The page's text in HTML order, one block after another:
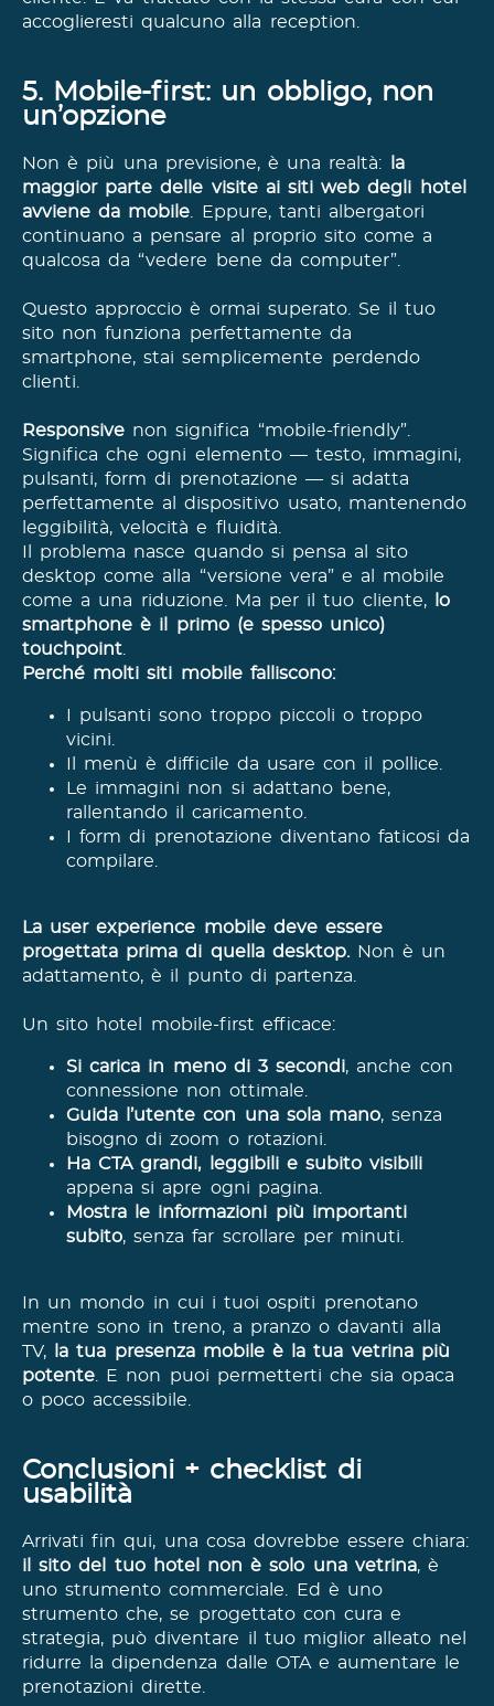
accoglieresti qualcuno alla reception.
5. Mobile-first: un obbligo, non
un’opzione
Non è più una previsione, è una realtà:
la
maggior parte delle visite ai siti web degli hotel
avviene da mobile . Eppure, tanti albergatori
continuano a pensare al proprio sito come a
qualcosa da “vedere bene da computer”.
Questo approccio è ormai superato. Se il tuo
sito non funziona perfettamente da
smartphone, stai semplicemente perdendo
clienti.
Responsive non significa “mobile-friendly”.
Significa che ogni elemento — testo, immagini,
pulsanti, form di prenotazione — si adatta
perfettamente al dispositivo usato, mantenendo
leggibilità, velocità e fluidità.
Il problema nasce quando si pensa al sito
desktop come alla “versione vera” e al mobile
come a una riduzione. Ma per il tuo cliente,
lo
smartphone è il primo (e spesso unico)
touchpoint
Perché molti siti mobile falliscono:
I pulsanti sono troppo piccoli o troppo
vicini.
Il menù è difficile da usare con il pollice.
Le immagini non si adattano bene,
rallentando il caricamento.
I form di prenotazione diventano faticosi da
compilare.
La user experience mobile deve essere
progettata prima di quella desktop.Non è un
adattamento, è il punto di partenza.
Un sito hotel mobile-first efficace:
Si carica in meno di 3 secondi, anche con
connessione non ottimale.
Guida l’utente con una sola mano, senza
bisogno di zoom o rotazioni.
Ha CTA grandi, leggibili e subito visibili
appena si apre ogni pagina.
Mostra le informazioni più importanti
subito, senza far scrollare per minuti.
In un mondo in cui i tuoi ospiti prenotano
mentre sono in treno, a pranzo o davanti alla
TV,
la tua presenza mobile è la tua vetrina più
potente . E non puoi permetterti che sia opaca
o poco accessibile.
Conclusioni + checklist di
usabilità
Arrivati fin qui, una cosa dovrebbe essere chiara:
il sito del tuo hotel non è solo una vetrina, è
uno strumento commerciale. Ed è uno
strumento che, se progettato con cura e
strategia, può diventare il tuo miglior alleato nel
ridurre la dipendenza dalle OTA e aumentare le
prenotazioni dirette.